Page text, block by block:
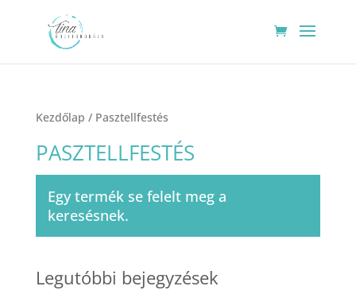
Kezdőlap / Pasztellfestés
PASZTELLFESTÉS
Egy termék se felelt meg a
keresésnek.
Legutóbbi bejegyzések